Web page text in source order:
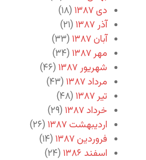
دی ۱۳۸۷
(۱۸)
آذر ۱۳۸۷
(۲۱)
آبان ۱۳۸۷
(۳۳)
مهر ۱۳۸۷
(۳۴)
شهریور ۱۳۸۷
(۴۶)
مرداد ۱۳۸۷
(۴۳)
تیر ۱۳۸۷
(۴۸)
خرداد ۱۳۸۷
(۲۹)
اردیبهشت ۱۳۸۷
(۲۶)
فروردین ۱۳۸۷
(۱۴)
اسفند ۱۳۸۶
(۲۴)